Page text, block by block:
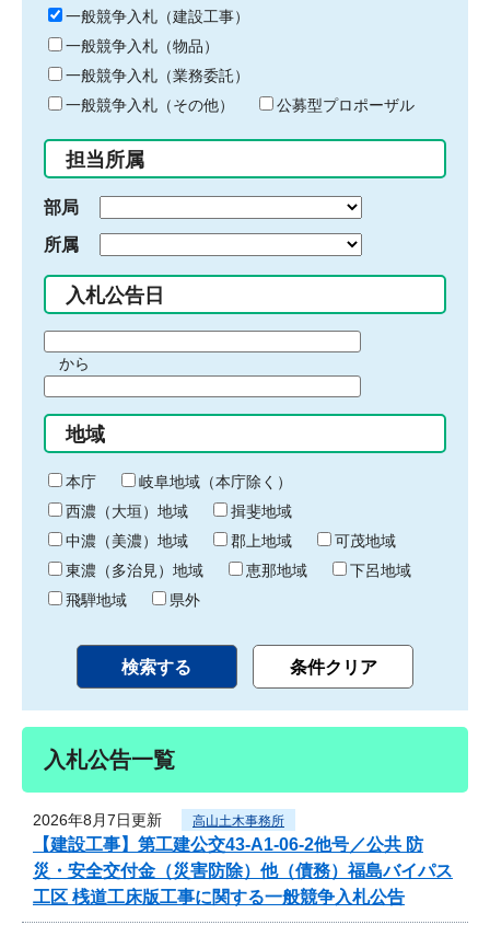
キ
ー
ワ
ー
ド
入
力
一般競争入札（建設工事）
一般競争入札（物品）
一般競争入札（業務委託）
一般競争入札（その他）
公募型プロポーザル
担当所属
部局
所属
入札公告日
間
始
り
から
間
終
わ
り
地域
本庁
岐阜地域（本庁除く）
西濃（大垣）地域
揖斐地域
中濃（美濃）地域
郡上地域
可茂地域
東濃（多治見）地域
恵那地域
下呂地域
飛騨地域
県外
入札公告一覧
2026年8月7日更新 高山土木事務所
【建設工事】第工建公交43-A1-06-2他号／公共 防
災・安全交付金（災害防除）他（債務）福島バイパス
工区 桟道工床版工事に関する一般競争入札公告